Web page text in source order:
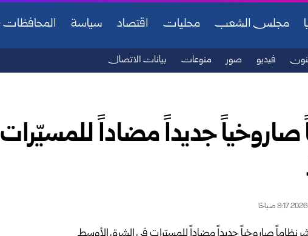
مجلس الشعب محليات اقتصاد سياسة المحافظات
فيديو صور منوعات بيانات الاتصال
صاروخياً جديداً مضاداً للمسيّرات